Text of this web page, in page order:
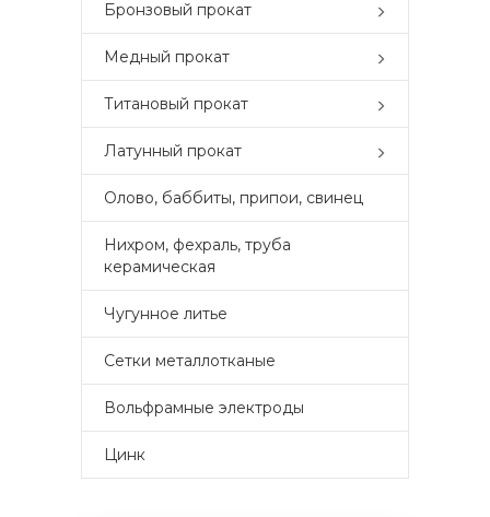
Бронзовый прокат
Медный прокат
Титановый прокат
Латунный прокат
Олово, баббиты, припои, свинец
Нихром, фехраль, труба
керамическая
Чугунное литье
Сетки металлотканые
Вольфрамные электроды
Цинк